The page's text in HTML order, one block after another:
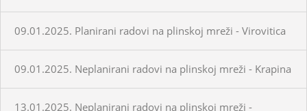
09.01.2025. Planirani radovi na plinskoj mreži - Virovitica
09.01.2025. Neplanirani radovi na plinskoj mreži - Krapina
13.01.2025. Neplanirani radovi na plinskoj mreži -